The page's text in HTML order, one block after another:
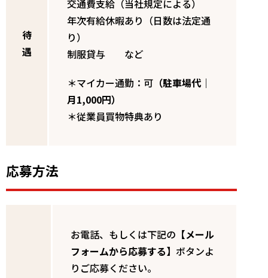
待
遇
交通費支給（当社規定による）
年次有給休暇あり（日数は法定通
り）
制服貸与 など
＊マイカー通勤：可 （駐車場代｜
月1,000円）
＊従業員買物特典あり
応募方法
お電話、もしくは下記の 【メール
フォームから応募する】 ボタンよ
りご応募ください。